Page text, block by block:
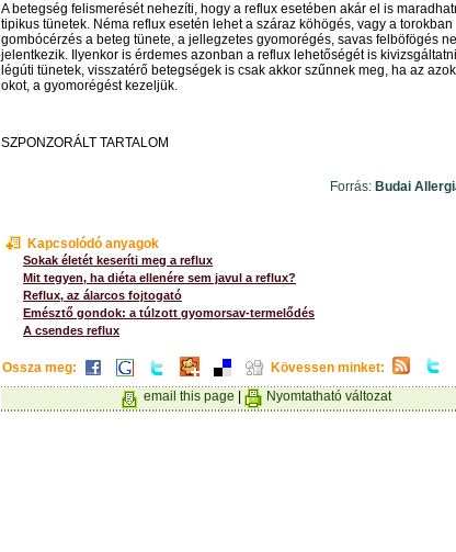
A betegség felismerését nehezíti, hogy a reflux esetében akár el is
tipikus tünetek. Néma reflux esetén lehet a száraz köhögés, vagy a torokban
gombócérzés a beteg tünete, a jellegzetes gyomorégés, savas felböfögés
jelentkezik. Ilyenkor is érdemes azonban a reflux lehetőségét is
légúti tünetek, visszatérő betegségek is csak akkor szűnnek meg, ha az
okot, a gyomorégést kezeljük.
SZPONZORÁLT TARTALOM
Forrás: Budai
Kapcsolódó anyagok
Sokak életét keseríti meg a reflux
Mit tegyen, ha diéta ellenére sem javul a reflux?
Reflux, az álarcos fojtogató
Emésztő gondok: a túlzott gyomorsav-termelődés
A csendes reflux
Ossza meg:
Kövessen minket:
email this page
Nyomtatható változat